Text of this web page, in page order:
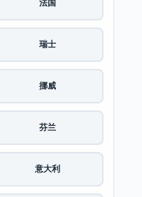
法国
瑞士
挪威
芬兰
意大利